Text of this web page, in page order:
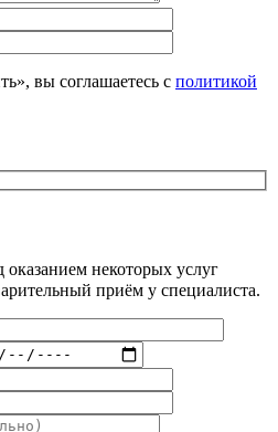
вы соглашаетесь с политикой
оказанием некоторых услуг
приём у специалиста.